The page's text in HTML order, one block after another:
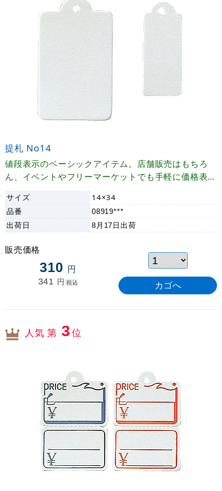
提札 No14
値段表示のベーシックアイテム。店舗販売はもちろ
ん、イベントやフリーマーケットでも手軽に価格表示
サイズ
14×34
品番
08919***
出荷日 8月17日 出荷
販売価格
310 円
341 円 税込
人気 第 3位